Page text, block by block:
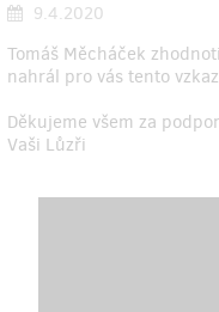
9.4.2020
Tomáš Měcháček
nahrál pro vás tento
Děkujeme všem za
Vaši Lůzři